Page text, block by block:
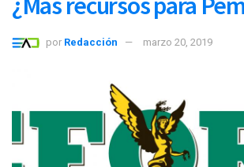
por Redacción marzo 20, 2019